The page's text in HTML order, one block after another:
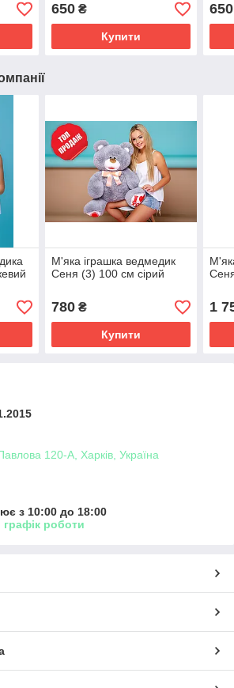
650₴
Купити
650
М'яка іграшка ведмедик
Сеня (3) 100 см сірий
780₴
Купити
1
120-А, Харків, Україна
з 10:00 до 18:00
роботи